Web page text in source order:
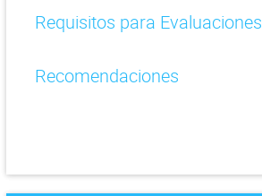
Requisitos para Evaluaciones
Recomendaciones